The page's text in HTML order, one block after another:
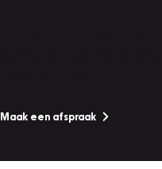
Maak een afspraak